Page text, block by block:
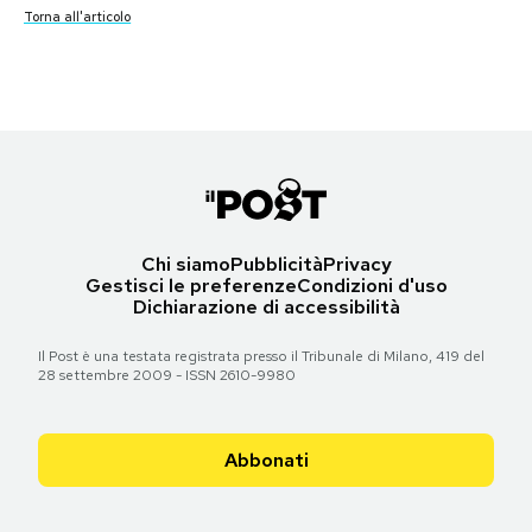
Notifiche mobile
Torna all'articolo
Torna all'articolo
Torna all'articolo
Torna all'articolo
Torna all'articolo
Torna all'articolo
Torna all'articolo
Chi siamoPubblicitàPrivacy
Gestisci le preferenzeCondizioni d'uso
Dichiarazione di accessibilità
Il Post è una testata registrata presso il Tribunale di Milano, 419 del
28 settembre 2009 - ISSN 2610-9980
Abbonati